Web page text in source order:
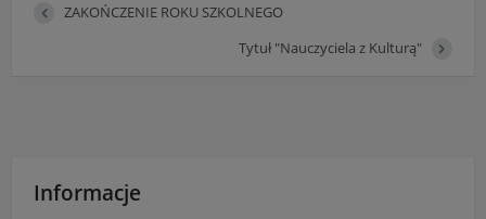
ZAKOŃCZENIE ROKU SZKOLNEGO
Tytuł "Nauczyciela z Kulturą"
Informacje